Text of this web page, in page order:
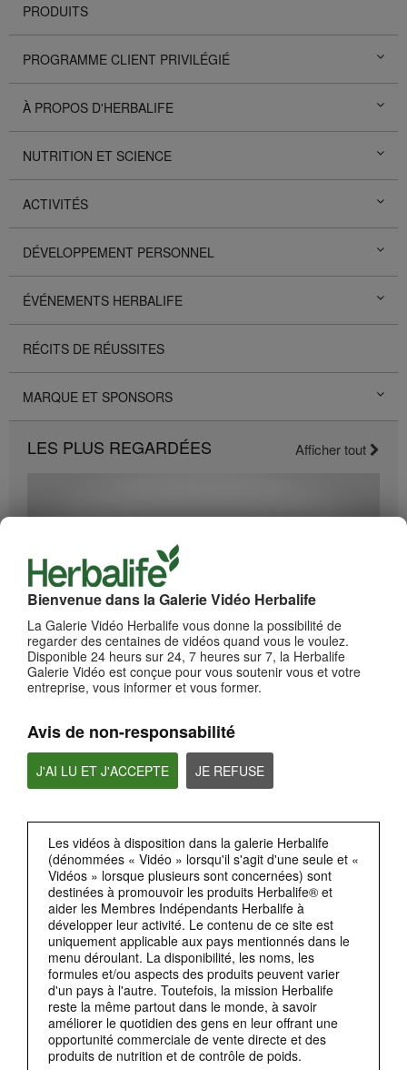
Bienvenue dans la Galerie Vidéo Herbalife
La Galerie Vidéo Herbalife vous donne la possibilité de
regarder des centaines de vidéos quand vous le voulez.
Disponible 24 heurs sur 24, 7 heures sur 7, la Herbalife
Galerie Vidéo est conçue pour vous soutenir vous et votre
entreprise, vous informer et vous former.
Avis de non-responsabilité
J'AI LU ET J'ACCEPTE JE REFUSE
Les vidéos à disposition dans la galerie Herbalife
(dénommées « Vidéo » lorsqu'il s'agit d'une seule et «
Vidéos » lorsque plusieurs sont concernées) sont
destinées à promouvoir les produits Herbalife® et
aider les Membres Indépendants Herbalife à
développer leur activité. Le contenu de ce site est
uniquement applicable aux pays mentionnés dans le
menu déroulant. La disponibilité, les noms, les
formules et/ou aspects des produits peuvent varier
d'un pays à l'autre. Toutefois, la mission Herbalife
reste la même partout dans le monde, à savoir
améliorer le quotidien des gens en leur offrant une
opportunité commerciale de vente directe et des
produits de nutrition et de contrôle de poids.
PRODUITS
PROGRAMME CLIENT PRIVILÉGIÉ
À PROPOS D'HERBALIFE
NUTRITION ET SCIENCE
ACTIVITÉS
DÉVELOPPEMENT PERSONNEL
ÉVÉNEMENTS HERBALIFE
RÉCITS DE RÉUSSITES
MARQUE ET SPONSORS
LES PLUS REGARDÉES Afficher tout
Privacy by Design(respect de la vie privée dès la conception)
Accès aux données personnelles
Un autre domaine dans lequella RGPD va plus loinque les concepts de base de la
confidentialité,concerne les droits individuels relatifs aux données personnelles.